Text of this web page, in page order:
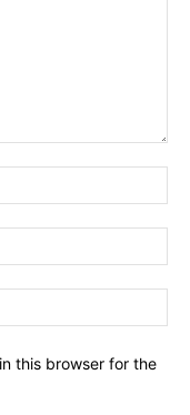
this browser for the